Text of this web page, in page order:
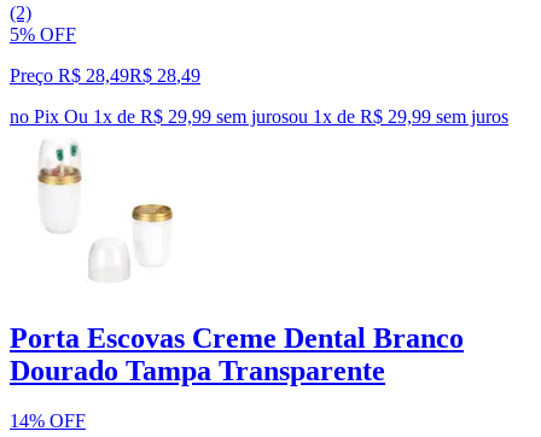
(2)
5% OFF
Preço R$ 28,49R$ 28,49
no Pix Ou 1x de R$ 29,99 sem jurosou 1x de R$ 29,99 sem juros
Porta Escovas Creme Dental Branco
Dourado Tampa Transparente
14% OFF